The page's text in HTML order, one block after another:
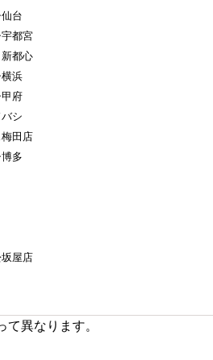
台
都宮
都心
浜
府
シ
田店
多
屋店
異なります。